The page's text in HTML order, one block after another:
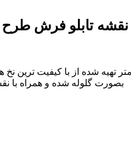
تابلو فرش طرح
87 سانتی متر تهیه شده از با کیفیت
بصورت گلوله شده و همراه با